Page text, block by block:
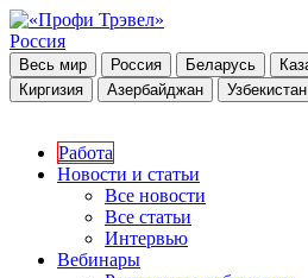
Россия
Весь мир Россия Беларусь
Киргизия
Азербайджан Узбекистан
Работа
Новости и статьи
Все новости
Все статьи
Интервью
Вебинары